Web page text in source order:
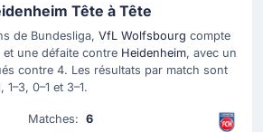
Niklas Dorsch (1. FC Heidenheim).
Tête à Tête
de Bundesliga, VfL Wolfsbourg compte
une défaite contre Heidenheim, avec un
contre 4. Les résultats par match sont
1–3, 0–1 et 3–1.
Matches: 6